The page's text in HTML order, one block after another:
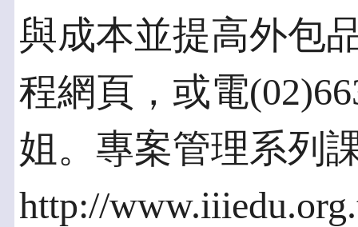
與成本並提高外包
程網頁，或電
姐。專案管理系列
http://